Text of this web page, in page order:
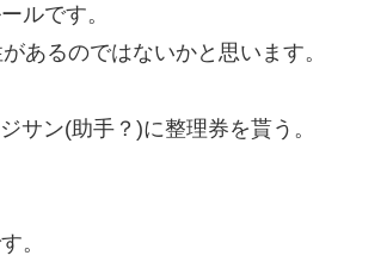
ルです。
あるのではないかと思います。
サン(助手？)に整理券を貰う。
。